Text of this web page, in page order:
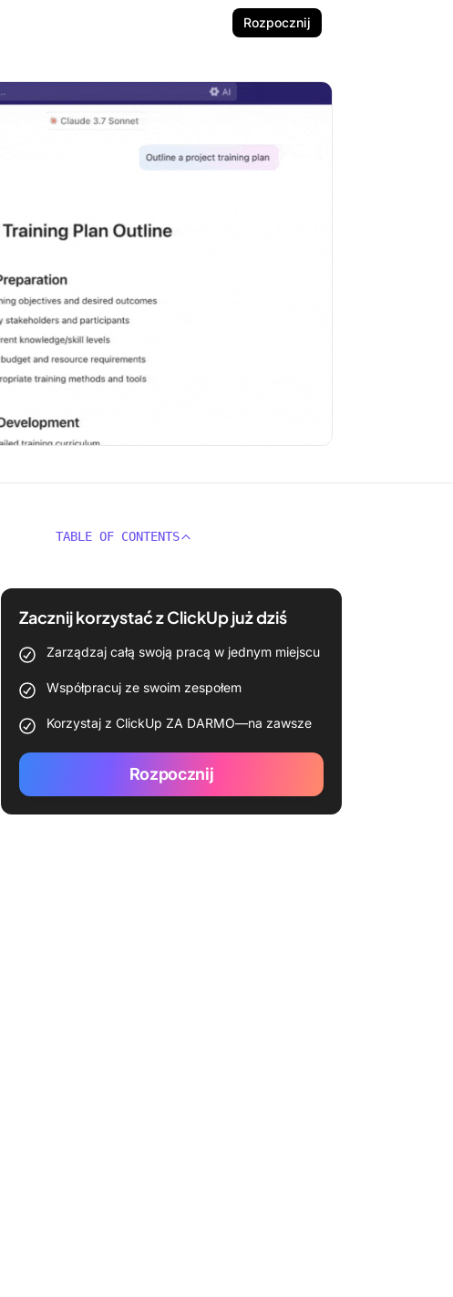
Rozpocznij
TABLE OF CONTENTS
Zacznij korzystać z ClickUp już dziś
Zarządzaj całą swoją pracą w jednym miejscu
Współpracuj ze swoim zespołem
Korzystaj z ClickUp ZA DARMO—na zawsze
Rozpocznij